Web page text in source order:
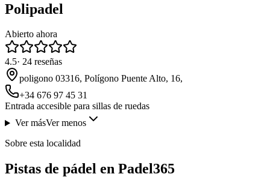
Polipadel
Abierto ahora
4.5· 24 reseñas
poligono 03316, Polígono Puente Alto, 16,
+34 676 97 45 31
Entrada accesible para sillas de ruedas
Ver másVer menos
Sobre esta localidad
Pistas de pádel en Padel365